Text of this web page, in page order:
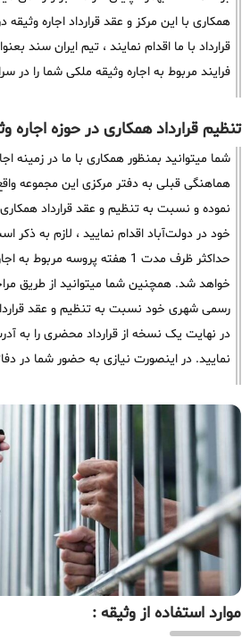
همکاری با این مرکز و عقد قرارداد اجاره
قرارداد با ما اقدام نمایند ، تیم ایران سند
فرایند مربوط به اجاره وثیقه ملکی شما را در
تنظیم قرارداد همکاری در حوزه اجاره
شما میتوانید بمنظور همکاری با ما در زمینه
هماهنگی قبلی به دفتر مرکزی این مجموعه
نموده و نسبت به تنظیم و عقد قرارداد همکاری
خود در دولت‌آباد اقدام نمایید ، لازم به ذکر
حداکثر ظرف مدت 1 هفته پروسه
خواهد شد. همچنین شما میتوانید از طریق
رسمی شهری خود نسبت به تنظیم و عقد قرارداد
در نهایت یک نسخه از قرارداد محضری را به
نمایید. در اینصورت نیازی به حضور شما در
موارد استفاده از وثیقه :